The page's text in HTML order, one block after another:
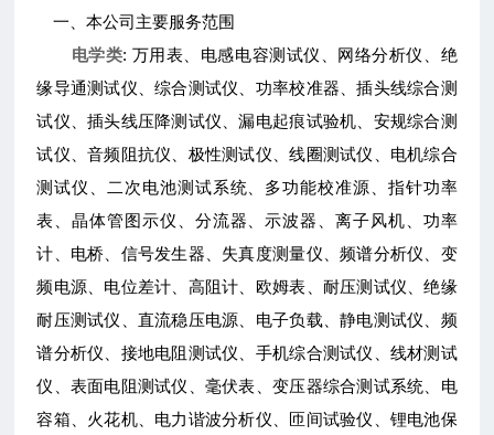
一、本公司主要服务范围
电学类: 万用表、电感电容测试仪、网络分析仪、绝
缘导通测试仪、综合测试仪、功率校准器、插头线综合测
试仪、插头线压降测试仪、漏电起痕试验机、安规综合测
试仪、音频阻抗仪、极性测试仪、线圈测试仪、电机综合
测试仪、二次电池测试系统、多功能校准源、指针功率
表、晶体管图示仪、分流器、示波器、离子风机、功率
计、电桥、信号发生器、失真度测量仪、频谱分析仪、变
频电源、电位差计、高阻计、欧姆表、耐压测试仪、绝缘
耐压测试仪、直流稳压电源、电子负载、静电测试仪、频
谱分析仪、接地电阻测试仪、手机综合测试仪、线材测试
仪、表面电阻测试仪、毫伏表、变压器综合测试系统、电
容箱、火花机、电力谐波分析仪、匝间试验仪、锂电池保